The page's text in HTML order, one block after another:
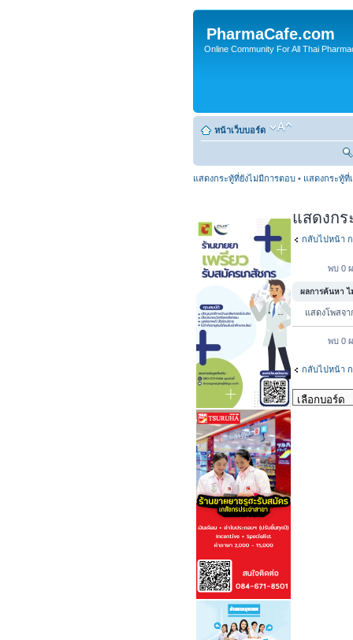
PharmaCafe.com
Online Community For All Thai
หน้าเว็บบอร์ด
แสดงกระทู้ที่ยังไม่มีการตอบ • แสดงกระทู้ที่
แสดงก
กลับไปหน้า
พบ 0
ผลการค้นหา
แสดงโพสจ
พบ 0
กลับไปหน้า